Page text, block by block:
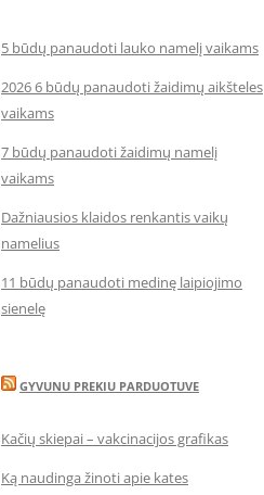
5 būdų panaudoti lauko namelį vaikams
2026 6 būdų panaudoti žaidimų aikšteles
vaikams
7 būdų panaudoti žaidimų namelį
vaikams
Dažniausios klaidos renkantis vaikų
namelius
11 būdų panaudoti medinę laipiojimo
sienelę
GYVUNU PREKIU PARDUOTUVE
Kačių skiepai – vakcinacijos grafikas
Ką naudinga žinoti apie kates